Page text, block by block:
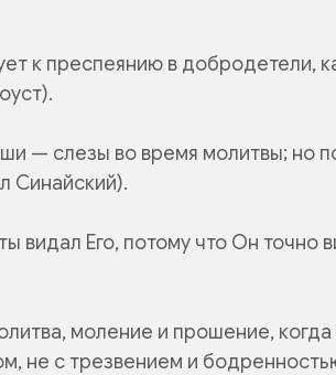
к преспеянию в добродетели,
— слезы во время молитвы; но
Синайский).
видал Его, потому что Он точно
моление и прошение,
не с трезвением и